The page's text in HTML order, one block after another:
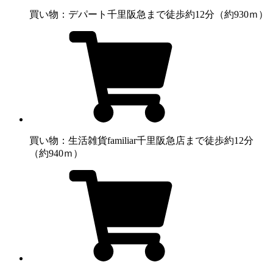
買い物：デパート 千里阪急まで徒歩約12分（約930ｍ）
買い物：生活雑貨familiar千里阪急店まで徒歩約12分
（約940ｍ）